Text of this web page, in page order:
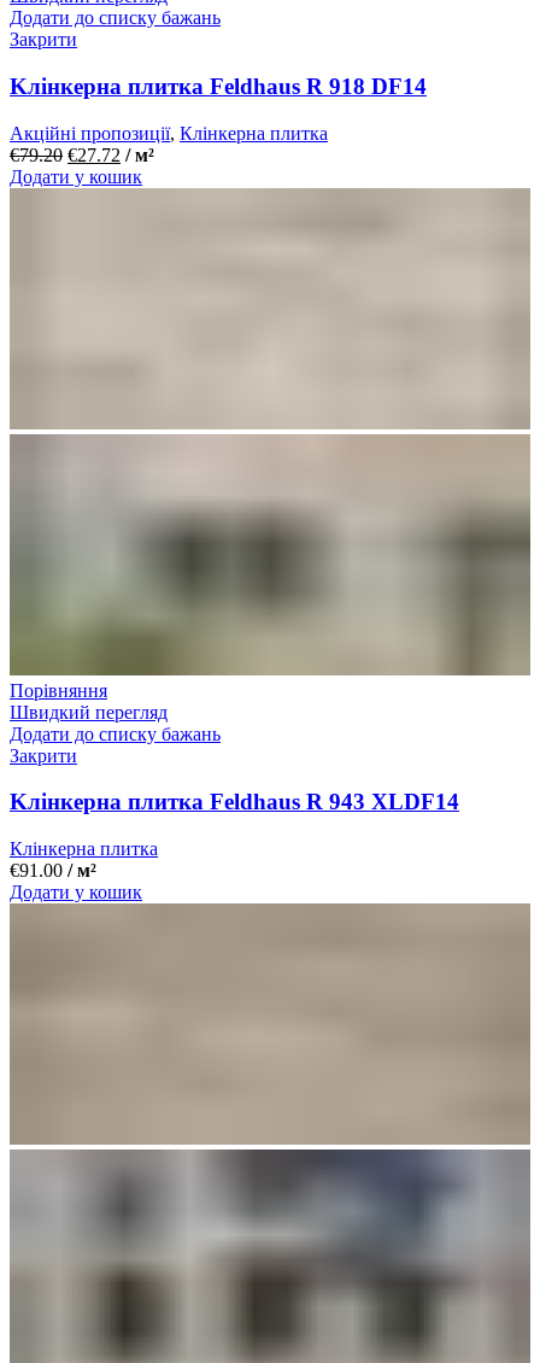
Додати до списку бажань
Закрити
Kлінкерна плитка Feldhaus R 918 DF14
Акційні пропозиції, Клінкерна плитка
€79.20 €27.72 / м²
Додати у кошик
Порівняння
Швидкий перегляд
Додати до списку бажань
Закрити
Kлінкерна плитка Feldhaus R 943 XLDF14
Клінкерна плитка
€91.00 / м²
Додати у кошик